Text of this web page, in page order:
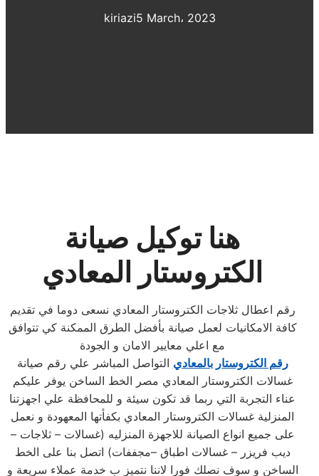
kiriazi5 March، 2023
هنا توكيل صيانة
الكتروستار المعادي
رقم اعطال ثلاجات الكتروستار المعادي نسعى دوما في تقديم
كافة الامكانيات لعمل صيانة بأفضل الطرق الممكنة كي تتوافق
مع اعلي معايير الامان و الجودة
رقم الكتروستار بالمعادي التواصل المباشر علي رقم صيانة
غسالات الكتروستار المعادي مصر الخط الساخن يوفر عليكم
عناء التجربة التي ربما قد تكون سيئة و للمحافظة علي اجهزتنا
المنزلية غسالات الكتروستار المعادي بكفأتها المعهودة و نعمل
على جميع انواع الصيانة للاجهزة المنزليه (غسالات – ثلاجات –
ديب فريزر – غسالات اطباق –مجففات) اتصل بنا على الخط
الساخن و سوف نصلك فورا لاننا نتميز ب خدمة عملاء سريعة و